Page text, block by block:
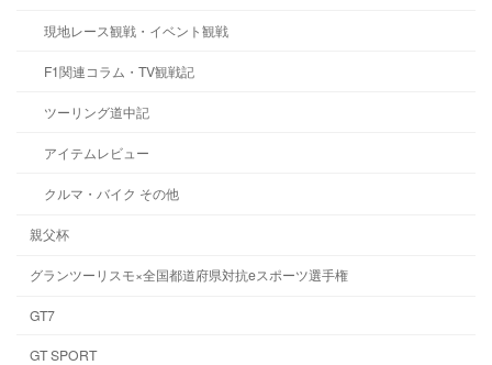
現地レース観戦・イベント観戦
F1関連コラム・TV観戦記
ツーリング道中記
アイテムレビュー
クルマ・バイク その他
親父杯
グランツーリスモ×全国都道府県対抗eスポーツ選手権
GT7
GT SPORT